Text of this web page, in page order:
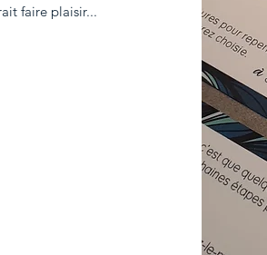
faire plaisir...